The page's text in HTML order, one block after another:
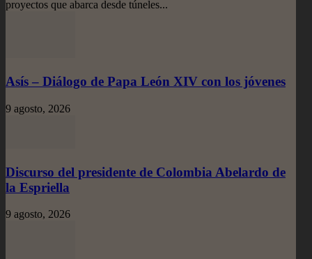
proyectos que abarca desde túneles...
Asís – Diálogo de Papa León XIV con los jóvenes
9 agosto, 2026
Discurso del presidente de Colombia Abelardo de
la Espriella
9 agosto, 2026